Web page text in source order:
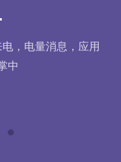
，电量消息，应用
中